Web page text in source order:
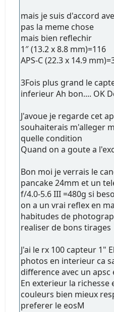
mais je suis d'accord
pas la meme chose
mais bien reflechir
1″ (13.2 x 8.8 mm)=116
APS-C (22.3 x 14.9
3Fois plus grand le
inferieur Ah bon.... OK
J'avoue je regarde cet
souhaiterais m'alleger
quelle condition
Quand on a goute a
Bon moi je verrais le
pancake 24mm et un
f/4.0-5.6 III =480g si
on a un vrai reflex en
habitudes de
realiser de bons tirages
J'ai le rx 100 capteur 1"
photos en interieur ca
difference avec un apsc
En exterieur la richesse
couleurs bien mieux
preferer le eosM